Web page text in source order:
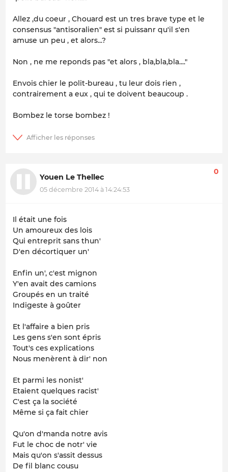
Allez ,du coeur , Chouard est un tres brave type et le
consensus "antisoralien" est si puissanr qu'il s'en
amuse un peu , et alors...?
Non , ne me reponds pas "et alors , bla,bla,bla...."
Envois chier le polit-bureau , tu leur dois rien ,
contrairement a eux , qui te doivent beaucoup .
Bombez le torse bombez !
Youen Le Thellec
05 décembre 2014 à 14:24:53
0
Il était une fois
Un amoureux des lois
Qui entreprit sans thun'
D'en décortiquer un'
Enfin un', c'est mignon
Y'en avait des camions
Groupés en un traité
Indigeste à goûter
Et l'affaire a bien pris
Les gens s'en sont épris
Tout's ces explications
Nous menèrent à dir' non
Et parmi les nonist'
Etaient quelques racist'
C'est ça la société
Même si ça fait chier
Qu'on d'manda notre avis
Fut le choc de notr' vie
Mais qu'on s'assit dessus
De fil blanc cousu